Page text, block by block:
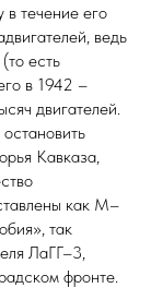
течение его
ведь
есть
в 1942 –
двигателей.
Кавказа,
как М–
так
ЛаГГ–3,
фронте.